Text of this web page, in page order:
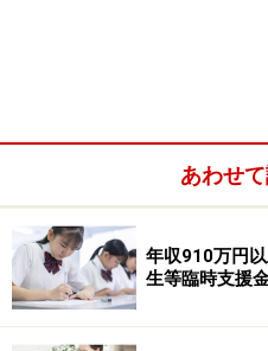
あわせ
年収910万円
生等臨時支援